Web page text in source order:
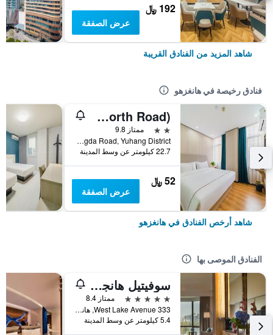
192 ﷼
عرض الصفقة
شاهد المزيد من الفنادق القريبة
فنادق رخيصة في هانغزهو
Hangzhou Mingshang Collection Hotel (Linping Donghu North Road)
2 نجمتين
ممتاز 9.8
No.3 Hongda Road, Yuhang District, هانغزهو, الصين
22.7 كيلومتر عن وسط المدينة
52 ﷼
عرض الصفقة
شاهد أرخص الفنادق في هانغزهو
الفنادق الموصى بها
سوفيتيل هانجزو ويستليك
5 نجوم
ممتاز 8.4
333 West Lake Avenue, هانغزهو, الصين
5.4 كيلومتر عن وسط المدينة